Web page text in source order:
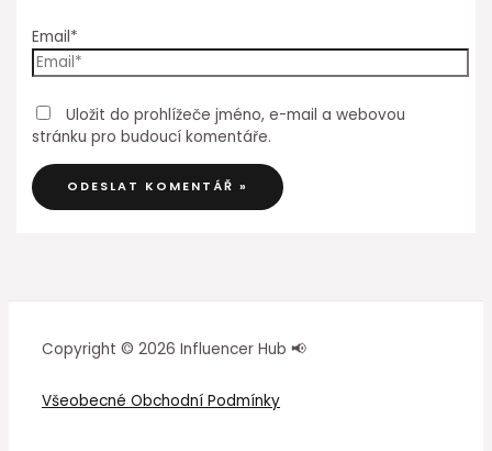
Email*
Uložit do prohlížeče jméno, e-mail a webovou
stránku pro budoucí komentáře.
Copyright © 2026 Influencer Hub 📢
Všeobecné Obchodní Podmínky